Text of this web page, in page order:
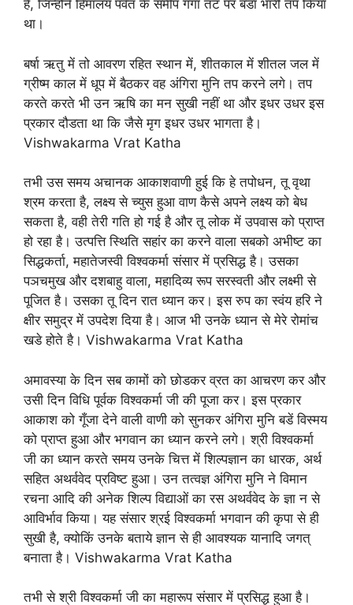
है, जिन्होनें हिमालय पर्वत के समीप गंगा तट पर बडां भारी तप किया
था।
बर्षा ऋतु में तो आवरण रहित स्थान में, शीतकाल में शीतल जल में
ग्रीष्म काल में धूप में बैठकर वह अंगिरा मुनि तप करने लगे। तप
करते करते भी उन ऋषि का मन सुखी नहीं था और इधर उधर इस
प्रकार दौडता था कि जैसे मृग इधर उधर भागता है।
Vishwakarma Vrat Katha
तभी उस समय अचानक आकाशवाणी हुई कि हे तपोधन, तू वृथा
श्रम करता है, लक्ष्य से च्युस हुआ वाण कैसे अपने लक्ष्य को बेध
सकता है, वही तेरी गति हो गई है और तू लोक में उपवास को प्राप्त
हो रहा है। उत्पत्ति स्थिति सहांर का करने वाला सबको अभीष्ट का
सिद्धकर्ता, महातेजस्वी विश्वकर्मा संसार में प्रसिद्ध है। उसका
पञचमुख और दशबाहु वाला, महादिव्य रूप सरस्वती और लक्ष्मी से
पूजित है। उसका तू दिन रात ध्यान कर। इस रुप का स्वंय हरि ने
क्षीर समुद्र में उपदेश दिया है। आज भी उनके ध्यान से मेरे रोमांच
खडे होते है। Vishwakarma Vrat Katha
अमावस्या के दिन सब कामों को छोडकर व्रत का आचरण कर और
उसी दिन विधि पूर्वक विश्वकर्मा जी की पूजा कर। इस प्रकार
आकाश को गूँजा देने वाली वाणी को सुनकर अंगिरा मुनि बडें विस्मय
को प्राप्त हुआ और भगवान का ध्यान करने लगे। श्री विश्वकर्मा
जी का ध्यान करते समय उनके चित्त में शिल्पज्ञान का धारक, अर्थ
सहित अथर्ववेद प्रविष्ट हुआ। उन तत्वज्ञ अंगिरा मुनि ने विमान
रचना आदि की अनेक शिल्प विद्याओं का रस अथर्ववेद के ज्ञा न से
आविर्भाव किया। यह संसार श्रई विश्वकर्मा भगवान की कृपा से ही
सुखी है, क्योकिं उनके बताये ज्ञान से ही आवश्यक यानादि जगत्
बनाता है। Vishwakarma Vrat Katha
तभी से श्री विश्वकर्मा जी का महारूप संसार में प्रसिद्ध हुआ है।